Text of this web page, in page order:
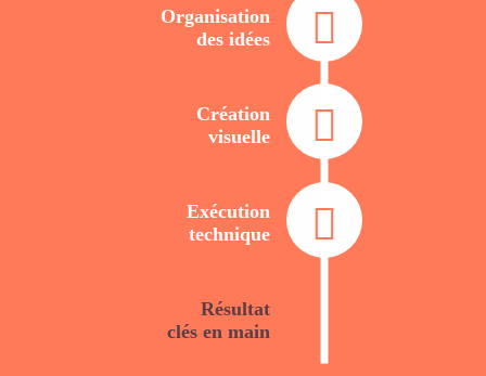
Organisation
des idées
Création
visuelle
Exécution
technique
Résultat
clés en main